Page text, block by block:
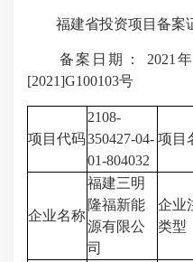
福建省投资项目备案
备案日期： 2021年
[2021]G100103号
项目代码
2108-
350427-04-
01-804032
项目
企业名称
福建三明
隆福新能
源有限公
司
企业
类型